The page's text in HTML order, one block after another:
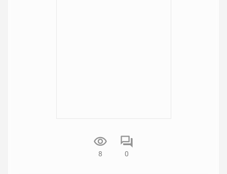
8 0